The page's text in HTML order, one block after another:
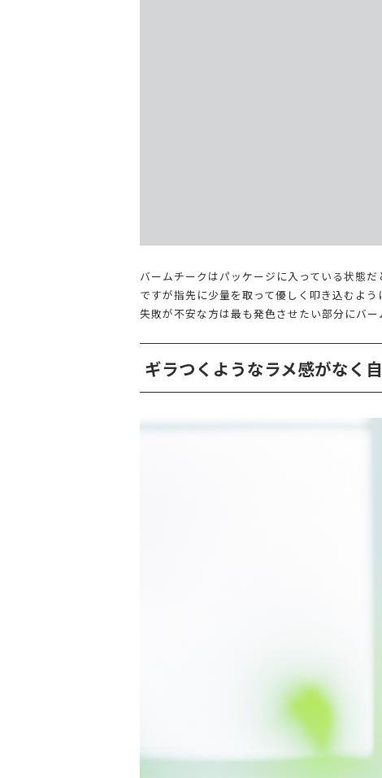
バームチークはパッケージに入っている状態
ですが指先に少量を取って優しく叩き込むよ
失敗が不安な方は最も発色させたい部分にバ
ギラつくようなラメ感がなく